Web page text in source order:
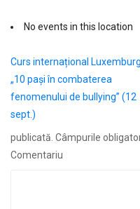
No events in this location
Navigare
în
articole
Curs internațional Luxemburg
„10 pași în combaterea
fenomenului de bullying” (12
sept.)
publicată. Câmpurile
Comentariu